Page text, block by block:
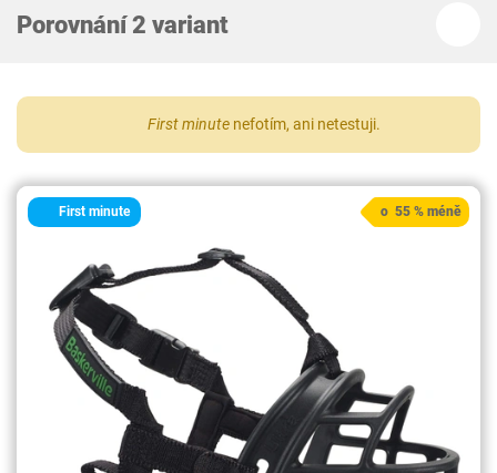
Porovnání 2 variant
First minute nefotím, ani netestuji.
First minute o 55 % méně